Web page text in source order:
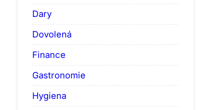
Dary
Dovolená
Finance
Gastronomie
Hygiena